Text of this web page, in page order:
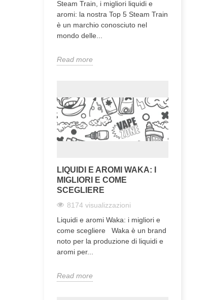
Steam Train, i migliori liquidi e
aromi: la nostra Top 5 Steam Train
è un marchio conosciuto nel
mondo delle...
Read more
LIQUIDI E AROMI WAKA: I
MIGLIORI E COME
SCEGLIERE
8174 visualizzazioni
Liquidi e aromi Waka: i migliori e
come scegliere Waka è un brand
noto per la produzione di liquidi e
aromi per...
Read more